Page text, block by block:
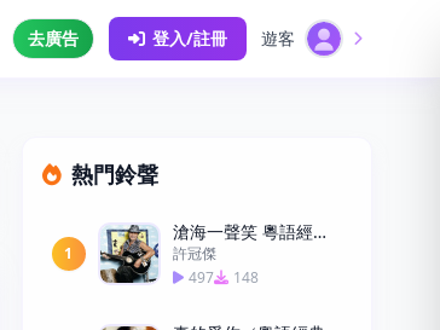
去廣告 登入/註冊 遊客
熱門鈴聲
1
滄海一聲笑 粵語經典手機鈴聲下載
許冠傑
497
148